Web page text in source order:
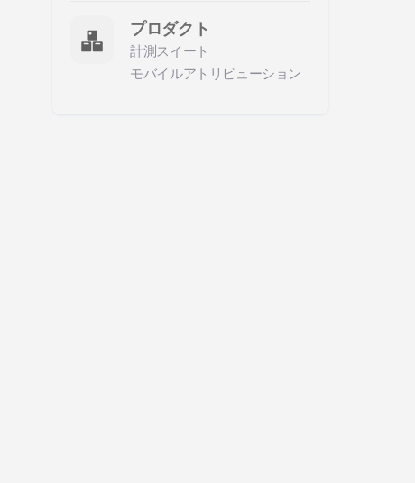
プロダクト
計測スイート
モバイルアトリビューション